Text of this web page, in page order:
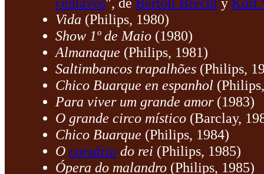
centavos", de Bertolt Brecht y Kurt
Vida (Philips, 1980)
Show 1º de Maio (1980)
Almanaque (Philips, 1981)
Saltimbancos trapalhões (Philips,
Chico Buarque en espanhol
Para viver um grande amor(1983)
O grande circo místico (Barclay,
Chico Buarque (Philips, 1984)
O corsário do rei (Philips, 1985)
Ópera do malandro (Philips, 1985)